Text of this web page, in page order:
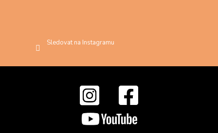
Sledovat na Instagramu